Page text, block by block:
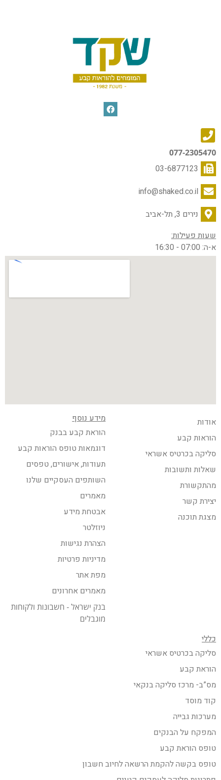
077-2305470
03-6877123
info@shaked.co.il
נירים 3, תל-אביב
שעות פעילות:
א-ה: 07:00 - 16:30
אודות
הוראות קבע
סליקה בכרטיס אשראי
שאלות ותשובות
מהתקשורת
יצירת קשר
מצגת תוכנה
מידע נוסף
הוראת קבע בבנק
דוגמאות טופס הוראות קבע
תעודות, אישורים, טפסים
השותפים העסקיים שלנו
מאמרים
אבטחת מידע
ניוזלטר
הצהרת נגישות
מדיניות פרטיות
מפת אתר
מאמרים אחרונים
בנק ישראל - חשבונות ולקוחות
מוגבלים
כללי
סליקה בכרטיס אשראי
הוראת קבע
מס”ב- מרכז סליקה בנקאי
קוד מוסד
מערכות גבייה
המפקח על הבנקים
טופס הוראת קבע
טופס בקשה להקמת הרשאה לחיוב חשבון